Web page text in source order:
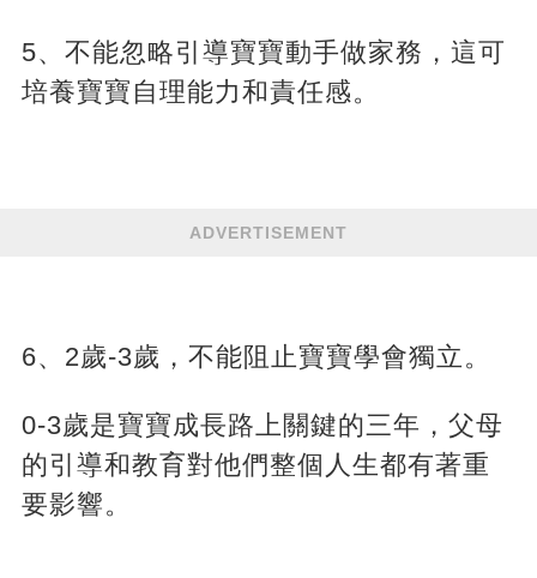
5、不能忽略引導寶寶動手做家務，這可
培養寶寶自理能力和責任感。
ADVERTISEMENT
6、2歲-3歲，不能阻止寶寶學會獨立。
0-3歲是寶寶成長路上關鍵的三年，父母
的引導和教育對他們整個人生都有著重
要影響。